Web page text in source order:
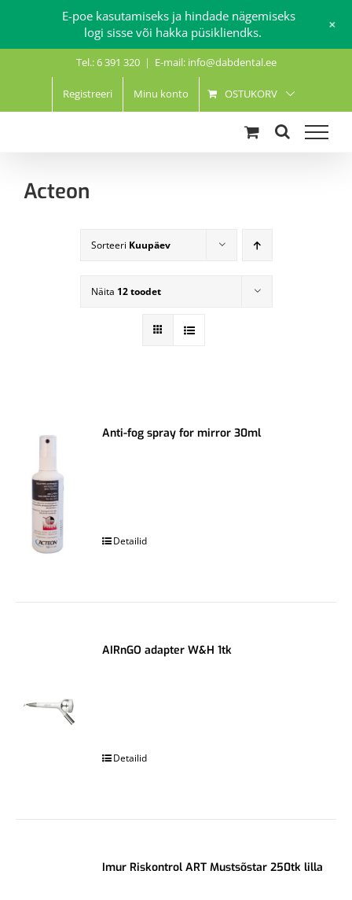
Tel.: 6 391 320 | E-mail: info@dabdental.ee
Registreeri Minu konto OSTUKORV
Acteon
Sorteeri Kuupäev
Näita 12 toodet
Anti-fog spray for mirror 30ml
Detailid
AIRnGO adapter W&H 1tk
Detailid
Imur Riskontrol ART Mustsõstar 250tk lilla
E-poe kasutamiseks ja hindade nägemiseks
logi sisse või hakka püsikliendks.
+